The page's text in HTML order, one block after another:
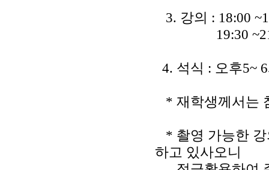
3. 강의 : 18:00
19:30 ~21:00
4. 석식 : 오후5~
* 재학생께서는
* 촬영 가능한 강
하고 있사오니